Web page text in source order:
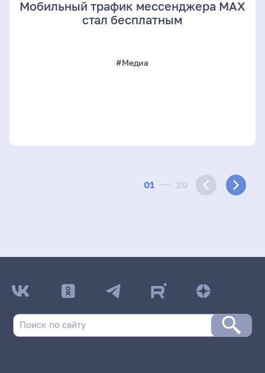
01 20
Мобильный трафик мессенджера MAX
стал бесплатным
#Медиа